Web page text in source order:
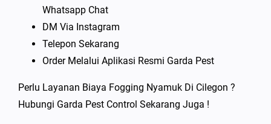
Whatsapp Chat
DM Via Instagram
Telepon Sekarang
Order Melalui Aplikasi Resmi Garda Pest
Perlu Layanan Biaya Fogging Nyamuk Di Cilegon ?
Hubungi Garda Pest Control Sekarang Juga !